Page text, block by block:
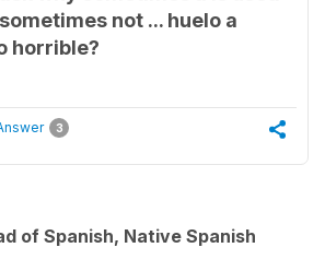
not ... huelo a
horrible?
3
of Spanish, Native Spanish